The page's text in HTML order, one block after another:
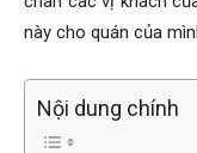
này cho quán của
Nội dung chính